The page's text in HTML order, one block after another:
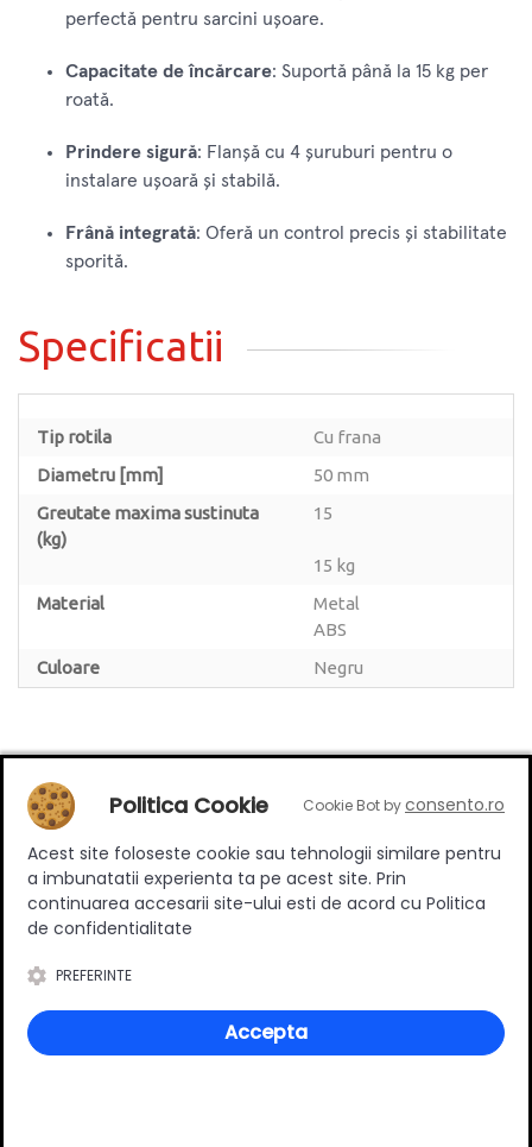
perfectă pentru sarcini ușoare.
Capacitate de încărcare: Suportă până la 15 kg per
roată.
Prindere sigură: Flanșă cu 4 șuruburi pentru o
instalare ușoară și stabilă.
Frână integrată: Oferă un control precis și stabilitate
sporită.
Specificatii
Tip rotila
Cu frana
Diametru [mm]
50 mm
Greutate maxima sustinuta
(kg)
15
15 kg
Material
Metal
ABS
Culoare
Negru
Review-uri
Deții sau ai utilizat produsul?
Adaugă un review
Politica Cookie Cookie Bot byconsento.ro
Acest site foloseste cookie sau tehnologii similare pentru
a imbunatatii experienta ta pe acest site. Prin
continuarea accesarii site-ului esti de acord cu Politica
de confidentialitate
PREFERINTE
Accepta